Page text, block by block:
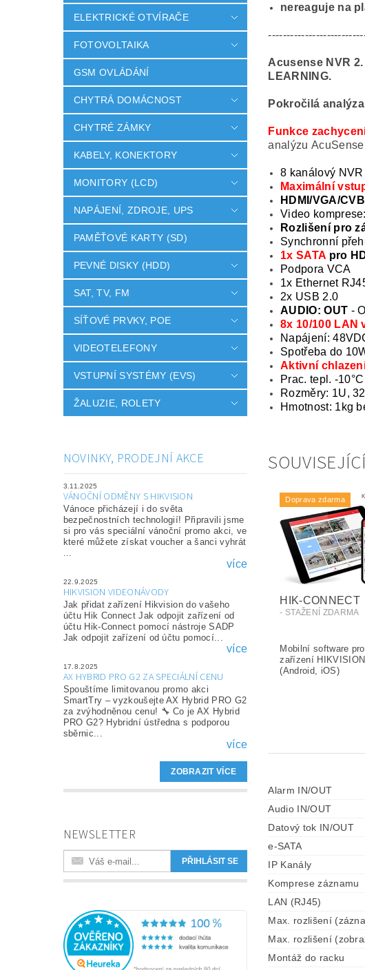
ELEKTRICKÉ OTVÍRAČE
FOTOVOLTAIKA
GSM OVLÁDÁNÍ
CHYTRÁ DOMÁCNOST
CHYTRÉ ZÁMKY
KABELY, KONEKTORY
MONITORY (LCD)
NAPÁJENÍ, ZDROJE, UPS
PAMĚŤOVÉ KARTY (SD)
PEVNÉ DISKY (HDD)
SAT, TV, FM
SÍŤOVÉ PRVKY, POE
VIDEOTELEFONY
VSTUPNÍ SYSTÉMY (EVS)
ŽALUZIE, ROLETY
NOVINKY, PRODEJNÍ AKCE
3.11.2025
VÁNOČNÍ ODMĚNY S HIKVISION
Vánoce přicházejí i do světa
bezpečnostních technologií! Připravili jsme
si pro vás speciální vánoční promo akci, ve
které můžete získat voucher a šanci vyhrát
...
více
22.9.2025
HIKVISION VIDEONÁVODY
Jak přidat zařízení Hikvision do vašeho
účtu Hik Connect Jak odpojit zařízení od
účtu Hik-Connect pomocí nástroje SADP
Jak odpojit zařízení od účtu pomocí...
více
17.8.2025
AX HYBRID PRO G2 ZA SPECIÁLNÍ CENU
Spouštíme limitovanou promo akci
SmartTry – vyzkoušejte AX Hybrid PRO G2
za zvýhodněnou cenu! 🔧 Co je AX Hybrid
PRO G2? Hybridní ústředna s podporou
sběrnic...
více
ZOBRAZIT VÍCE
NEWSLETTER
nereaguje na
Acusense NVR
LEARNING.
Pokročilá
Funkce
analýzu
8 kanálový
Maximální
HDMI/VGA/
Video komprese:
Rozlišení pro
Synchronní
1x SATA pro
Podpora VCA
1x Ethernet
2x USB 2.0
AUDIO: OUT -
8x 10/100 LAN
Napájení:
Spotřeba do
Aktivní
Prac. tepl. -
Rozměry: 1U,
Hmotnost: 1kg
Doprava zdarma
HIK-CONNECT
- STAŽENÍ ZDARMA
Alarm IN/OUT
Audio IN/OUT
Datový tok IN/OUT
e-SATA
IP Kanály
Komprese záznamu
LAN (RJ45)
Max. rozlišení
Max. rozlišení
Montáž do racku